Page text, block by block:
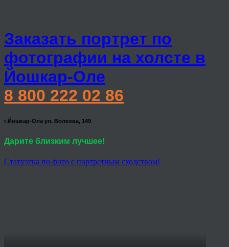
Заказать портрет по
фотографии на холсте в
Йошкар-Оле
8 800 222 02 86
г.Йошкар-Ола ул. Волкова, 149
Дарите близким лучшее!
Статуэтка по фото с портретным сходством!